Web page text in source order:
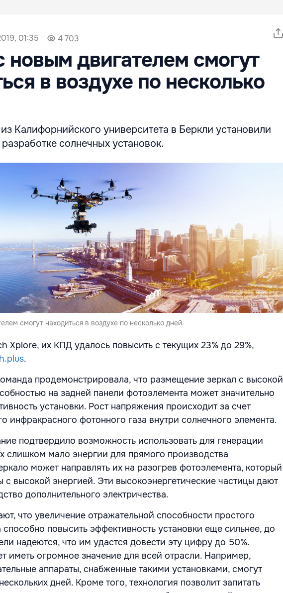
01:35 4 703
двигателем смогут
в воздухе по несколько
Калифорнийского университета в Беркли установили
солнечных установок.
смогут находиться в воздухе по несколько дней.
Xplore, их КПД удалось повысить с текущих 23% до 29%,
.
продемонстрировала, что размещение зеркал с высокой
на задней панели фотоэлемента может значительно
установки. Рост напряжения происходит за счет
инфракрасного фотонного газа внутри солнечного элемента.
подтвердило возможность использовать для генерации
слишком мало энергии для прямого производства
может направлять их на разогрев фотоэлемента, который
с высокой энергией. Эти высокоэнергетические частицы дают
дополнительного электричества.
что увеличение отражательной способности простого
способно повысить эффективность установки еще сильнее, до
надеются, что им удастся довести эту цифру до 50%.
иметь огромное значение для всей отрасли. Например,
аппараты, снабженные такими установками, смогут
дней. Кроме того, технология позволит запитать